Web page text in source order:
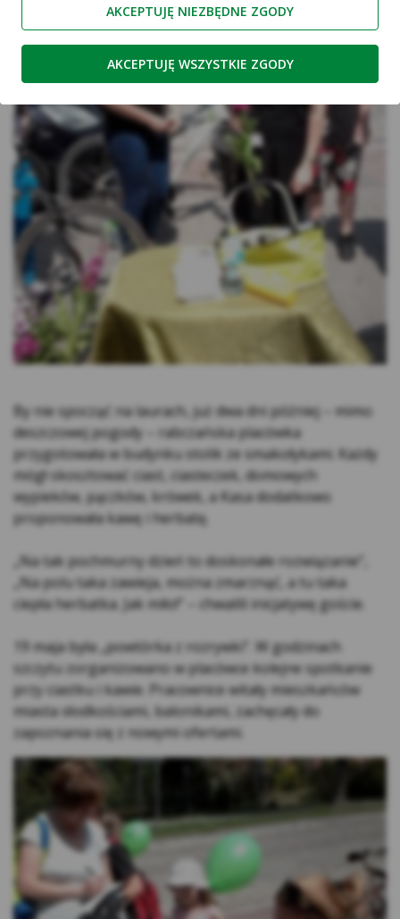
By nie spocząć na laurach, już dwa dni później – mimo
deszczowej pogody – rabczańska placówka
przygotowała w budynku stolik ze smakołykami. Każdy
mógł skosztować ciast, ciasteczek, domowych
wypieków, pączków, krówek, a Kasa dodatkowo
proponowała kawę i herbatę.
„Na tak pochmurny dzień to doskonałe rozwiązanie”,
„Na polu taka zawieja, można zmarznąć, a tu taka
ciepła herbatka. Jak miło!” – chwalili inicjatywę goście.
19 maja była „powtórka z rozrywki”. W godzinach
szczytu zorganizowano w placówce kolejne spotkanie
przy ciastku i kawie. Pracownice witały mieszkańców
miasta słodkościami, balonikami, zachęcały do
zapoznania się z nowymi ofertami.
umożliwiają spersonalizowanie stron
internetowych, które pozwalają
wyświetlania niektórych elementów lub o
używane przez narzędzia analizujące ruch na
stronach internetowych.
Rodzaje cookies stosowane w Serwisie:
Cookies sesyjne – są to tymczasowe cookies,
przechowywane w pamięci przeglądarki do
momentu zakończenia sesji przeglądarki,
czyli do momentu jej zamknięcia lub
zakończenia realizacji funkcjonalności np.
prawidłowego wysłania formularza. Te
cookie są konieczne, aby niektóre aplikacje
lub funkcjonalności działały poprawnie.
Cookies stałe – dzięki nim ponowne
cookies przechowywane są przez
przeglądarki tak długo jak określono w
parametrach cookies lub do momentu ich
usunięcia przez użytkownika.
Cookies naszych zaufanych Partnerów* – to
cookies dostarczane przez podmioty
usługę Google Analytics, usługę Facebook
Pixel, wydawców reklamowych, serwerów
firm i dostawców usług (np. systemu
stronie) współpracujących z Serwisem
internetowym. Te pliki pozwalają między
innymi dostosowywać reklamy do preferencji
i zwyczajów Użytkowników, a także ocenić
skuteczność działań reklamowych (np. dzięki
zliczaniu, ile osób kliknęło w daną reklamę i
przeszło na stronę internetową
reklamodawcy).
*Zaufani Partnerzy Kasy to tzw. Serwisy
Partnerskie, czyli Google, Facebook, Chat, Hotjar,
Salesmenago.
Kasa Stefczyka wyróżnia pliki cookies:
AKCEPTUJĘ NIEZBĘDNE ZGODY
AKCEPTUJĘ WSZYSTKIE ZGODY